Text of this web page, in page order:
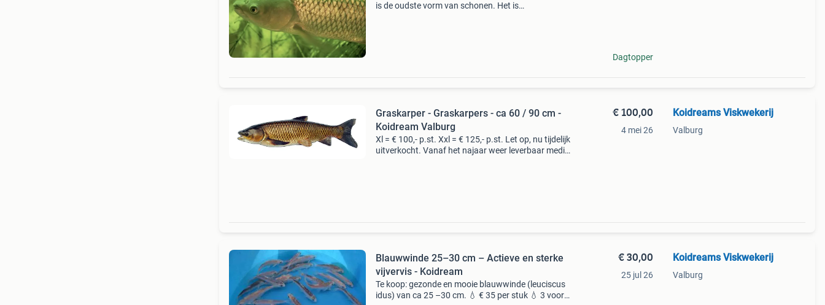
is de oudste vorm van schonen. Het is
Dagtopper
Graskarper - Graskarpers - ca 60 / 90 cm -
Koidream Valburg
Xl = € 100,- p.st. Xxl = € 125,- p.st. Let op, nu tijdelijk
uitverkocht. Vanaf het najaar weer leverbaar medio
€ 100,00
4 mei 26
Koidreams Viskwekerij
Valburg
Blauwwinde 25–30 cm – Actieve en sterke
vijvervis - Koidream
Te koop: gezonde en mooie blauwwinde (leuciscus
idus) van ca 25 –30 cm. 💧 € 35 per stuk 💧 3 voor
€ 30,00
25 jul 26
Koidreams Viskwekerij
Valburg